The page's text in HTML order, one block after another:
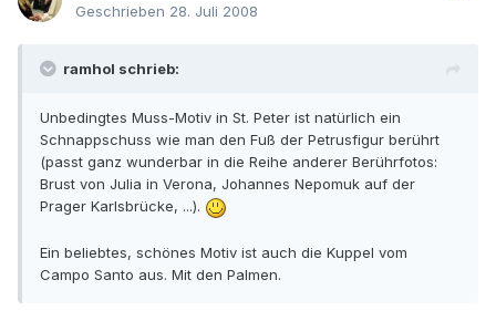
Geschrieben 28. Juli 2008
ramhol schrieb:
Unbedingtes Muss-Motiv in St. Peter ist natürlich ein
Schnappschuss wie man den Fuß der Petrusfigur berührt
(passt ganz wunderbar in die Reihe anderer Berührfotos:
Brust von Julia in Verona, Johannes Nepomuk auf der
Prager Karlsbrücke, ...).
Ein beliebtes, schönes Motiv ist auch die Kuppel vom
Campo Santo aus. Mit den Palmen.